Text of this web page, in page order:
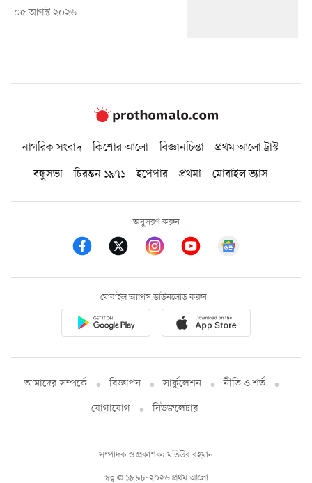
০৫ আগস্ট ২০২৬
নাগরিক সংবাদ কিশোর আলো বিজ্ঞানচিন্তা
প্রথম আলো ট্রাস্ট
বন্ধুসভা
চিরন্তন ১৯৭১ ইপেপার প্রথমা মোবাইল ভ্যাস
অনুসরণ করুন
মোবাইল অ্যাপস ডাউনলোড করুন
আমাদের সম্পর্কে বিজ্ঞাপন সার্কুলেশন
নীতি ও শর্ত
যোগাযোগ
নিউজলেটার
স্বত্ব © ১৯৯৮-২০২৬ প্রথম আলো
সম্পাদক ও প্রকাশক: মতিউর রহমান